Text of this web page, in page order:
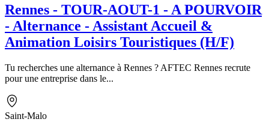
Rennes - TOUR-AOUT-1 - A POURVOIR
- Alternance - Assistant Accueil &
Animation Loisirs Touristiques (H/F)
Tu recherches une alternance à Rennes ? AFTEC Rennes recrute
pour une entreprise dans le...
Saint-Malo